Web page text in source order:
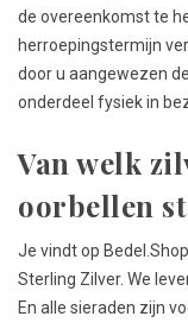
de overeenkomst te
herroepingstermijn
door u aangewezen
onderdeel fysiek in
Van welk
oorbellen
Je vindt op
Sterling Zilver. We
En alle sieraden zijn